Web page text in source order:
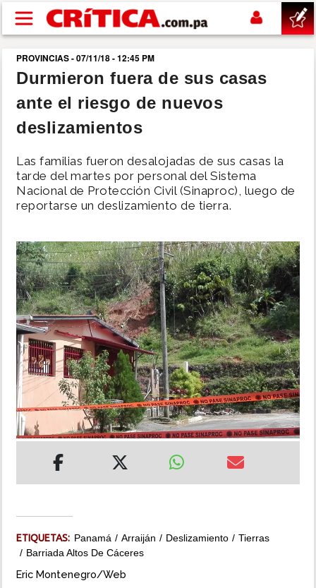
Pasar al contenido principal
buscar
SUCESOS
POLÍTICA
DEPORTES
MUNDO
INSÓLITAS
MULTIMEDIA
IMPRESO
PROVINCIAS - 07/11/18 - 12:45 PM
Durmieron fuera de sus casas
ante el riesgo de nuevos
deslizamientos
Las familias fueron desalojadas de sus casas la
tarde del martes por personal del Sistema
Nacional de Protección Civil (Sinaproc), luego de
reportarse un deslizamiento de tierra.
ETIQUETAS: Panamá Arraiján Deslizamiento
Tierras
Barriada Altos De Cáceres
Eric Montenegro/Web